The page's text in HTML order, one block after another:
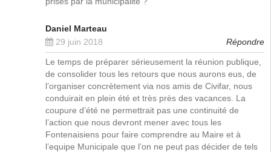
Daniel Marteau
29 juin 2018
Répondre
Le temps de préparer sérieusement la réunion publique,
de consolider tous les retours que nous aurons eus, de
l’organiser concrètement via nos amis de Civifar, nous
conduirait en plein été et très près des vacances. La
coupure d’été ne permettrait pas une continuité de
l’action que nous devront mener avec tous les
Fontenaisiens pour faire comprendre au Maire et à
l’equipe Municipale que l’on ne peut pas décider de tels